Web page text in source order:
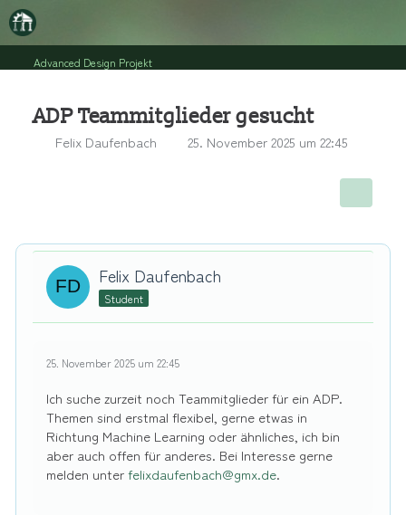
Advanced Design Projekt
ADP Teammitglieder gesucht
Felix Daufenbach 25. November 2025 um 22:45
Felix Daufenbach
Student
25. November 2025 um 22:45
Ich suche zurzeit noch Teammitglieder für ein ADP.
Themen sind erstmal flexibel, gerne etwas in
Richtung Machine Learning oder ähnliches, ich bin
aber auch offen für anderes. Bei Interesse gerne
melden unterfelixdaufenbach@gmx.de.